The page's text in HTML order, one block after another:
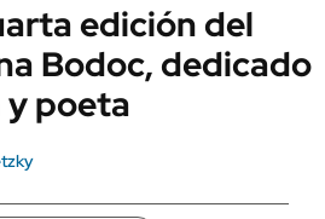
edición del
Bodoc, dedicado
y poeta